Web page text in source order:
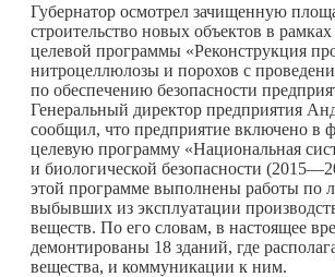
Губернатор осмотрел зачищенную
строительство новых объектов в
целевой программы «Реконструкция
нитроцеллюлозы и порохов с
по обеспечению безопасности
Генеральный директор предприятия
сообщил, что предприятие включено в
целевую программу «Национальная
и биологической безопасности
этой программе выполнены работы по
выбывших из эксплуатации
веществ. По его словам, в настоящее
демонтированы 18 зданий, где
вещества, и коммуникации к ним.